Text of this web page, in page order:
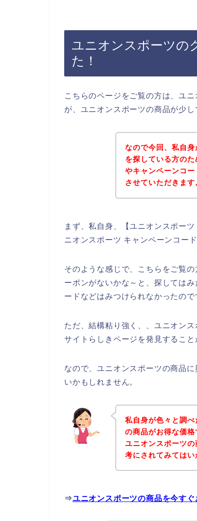
ユニオンスポーツの
た！
こちらのページをご覧の方は、ユ
が、ユニオンスポーツの商品が少
なので今回、私自
を探している方の
やキャンペーンコ
させていただきます
まず、私自身、【ユニオンスポー
ニオンスポーツ キャンペーンコー
そのような感じで、こちらをご覧
ーポンがないかな～と、探しては
ードなどはみつけられなかったので
ただ、結構粘り強く、、ユニオン
サイトらしきページを発見すること
なので、ユニオンスポーツの商品
いかもしれません。
私自身が色々と調
の商品がお得な価格
ユニオンスポーツ
考にされてみてはい
⇒ユニオンスポーツの商品を今す